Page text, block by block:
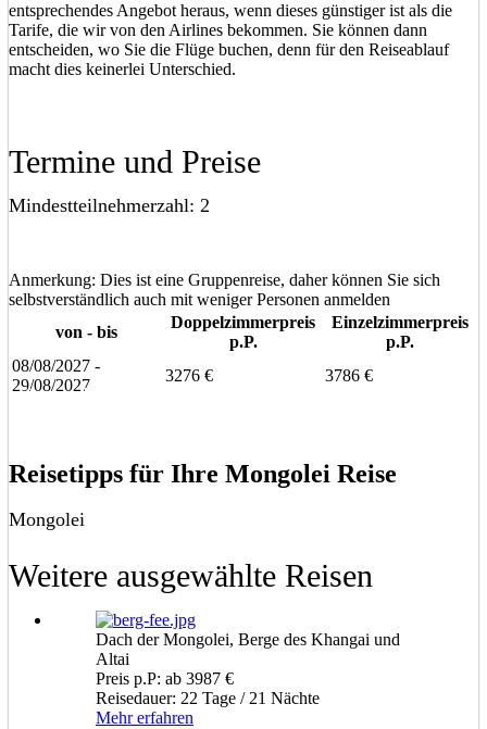
entsprechendes Angebot heraus, wenn dieses günstiger ist als die
Tarife, die wir von den Airlines bekommen. Sie können dann
entscheiden, wo Sie die Flüge buchen, denn für den Reiseablauf
macht dies keinerlei Unterschied.
Termine und Preise
Mindestteilnehmerzahl: 2
Anmerkung: Dies ist eine Gruppenreise, daher können Sie sich
selbstverständlich auch mit weniger Personen anmelden
von - bis
Doppelzimmerpreis
p.P.
Einzelzimmerpreis
p.P.
08/08/2027 -
29/08/2027
3276 € 3786 €
Eine unverbindliche Anfrage stellen
Reisetipps für Ihre Mongolei Reise
Mongolei
Weitere ausgewählte Reisen
Dach der Mongolei, Berge des Khangai und
Altai
Preis p.P: ab 3987 €
Reisedauer: 22 Tage / 21 Nächte
Mehr erfahren